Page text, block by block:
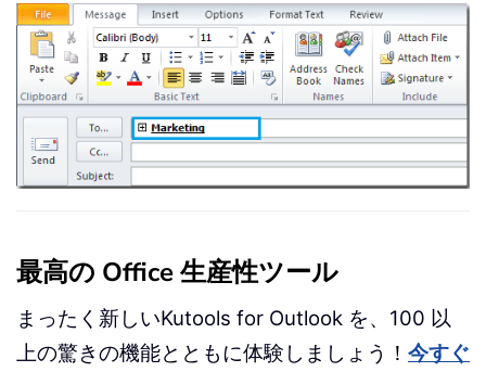
最高の Office 生産性ツール
まったく新しいKutools for Outlook を、100 以
上の驚きの機能とともに体験しましょう！ 今すぐ